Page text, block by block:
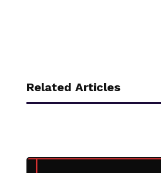
Related Articles